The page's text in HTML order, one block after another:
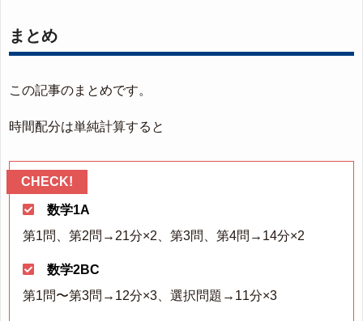
まとめ
この記事のまとめです。
時間配分は単純計算すると
数学1A
第1問、第2問→21分×2、第3問、第4問→14分×2
数学2BC
第1問〜第3問→12分×3、選択問題→11分×3